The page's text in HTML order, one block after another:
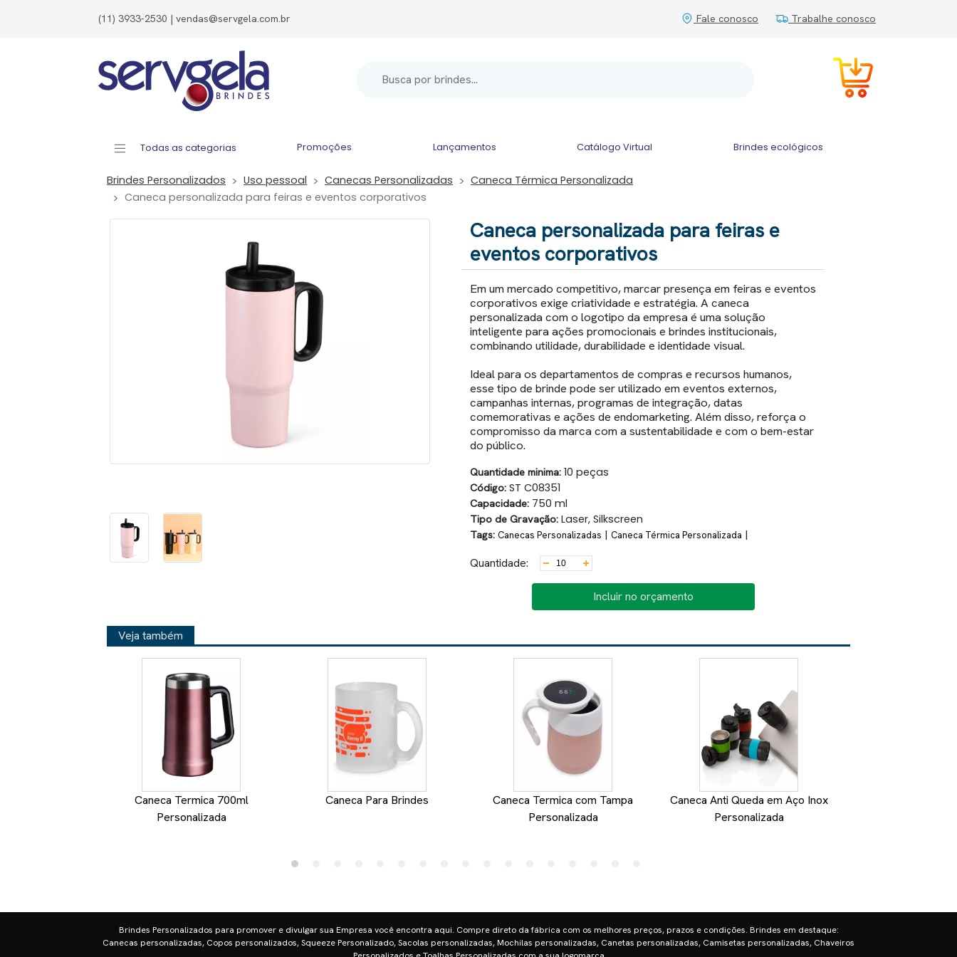
(11) 3933-2530 | vendas@servgela.com.br Fale conosco Trabalhe conosco
Todas as categorias Promoções Lançamentos Catálogo Virtual Brindes ecológicos
Brindes Personalizados Uso pessoal Canecas Personalizadas
Caneca Térmica Personalizada
Caneca personalizada para feiras e eventos corporativos
Caneca personalizada para feiras e
eventos corporativos
Em um mercado competitivo, marcar presença em feiras e eventos
corporativos exige criatividade e estratégia. A caneca
personalizada com o logotipo da empresa é uma solução
inteligente para ações promocionais e brindes institucionais,
combinando utilidade, durabilidade e identidade visual.
Ideal para os departamentos de compras e recursos humanos,
esse tipo de brinde pode ser utilizado em eventos externos,
campanhas internas, programas de integração, datas
comemorativas e ações de endomarketing. Além disso, reforça o
compromisso da marca com a sustentabilidade e com o bem-estar
do público.
Quantidade minima: 10 peças
Código: ST C08351
Capacidade: 750 ml
Tipo de Gravação: Laser, Silkscreen
Tags: Canecas Personalizadas | Caneca Térmica Personalizada |
Quantidade:
Incluir no orçamento
Veja também
Caneca Termica 700ml
Personalizada
Caneca Para Brindes
Caneca Termica com Tampa
Personalizada
Caneca Anti Queda em Aço Inox
Personalizada
Brindes Personalizados para promover e divulgar sua Empresa você encontra aqui. Compre direto da fábrica com os melhores preços, prazos e condições. Brindes em destaque:
Canecas personalizadas, Copos personalizados, Squeeze Personalizado, Sacolas personalizadas, Mochilas personalizadas, Canetas personalizadas, Camisetas personalizadas, Chaveiros